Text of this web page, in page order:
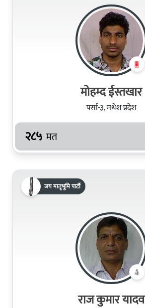
मोहम्द ईस्तखार
पर्सा-३, मधेश प्रदेश
२८५ मत
जय मातृभूमि पार्टी
राज कुमार यादव